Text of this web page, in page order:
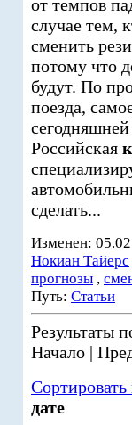
от темпов
случае тем,
сменить
потому что
будут. По
поезда,
Российская
сделать...
Изменен:
Нокиан Тайерс
прогнозы ,
Путь: Статьи
Результаты
Начало |
дате